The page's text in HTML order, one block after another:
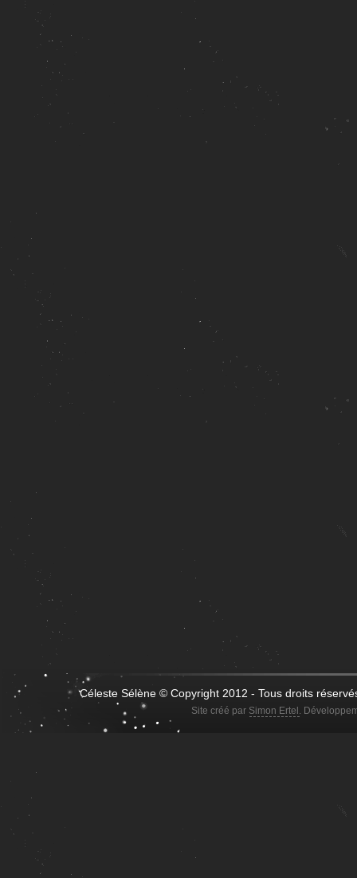
Céleste Sélène © Copyright 2012 - Tous droits
Site créé par Simon Ertel .